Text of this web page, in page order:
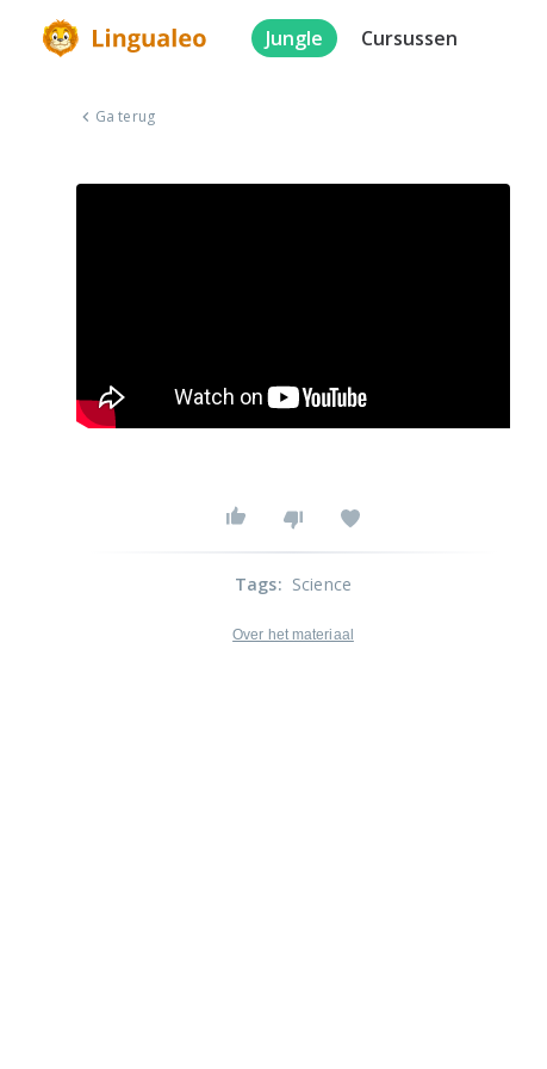
Jungle Cursussen
Ga terug
Tags: Science
Over het materiaal